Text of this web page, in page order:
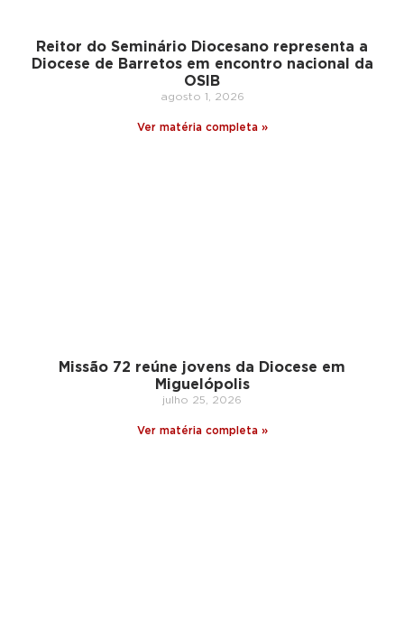
Reitor do Seminário Diocesano representa a
Diocese de Barretos em encontro nacional da
OSIB
agosto 1, 2026
Ver matéria completa »
Missão 72 reúne jovens da Diocese em
Miguelópolis
julho 25, 2026
Ver matéria completa »